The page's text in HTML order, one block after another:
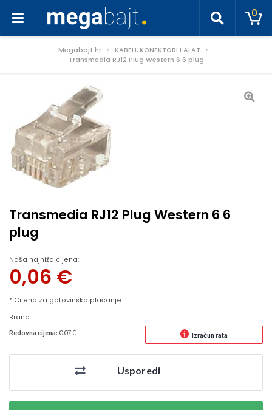
0
Megabajt.hr
KABELI, KONEKTORI I ALAT
Transmedia RJ12 Plug Western 6 6 plug
Transmedia RJ12 Plug Western 6 6
plug
Naša najniža cijena:
0,06 €
* Cijena za gotovinsko plaćanje
Brand
Redovna cijena: 0.07 € Izračun rata
Usporedi